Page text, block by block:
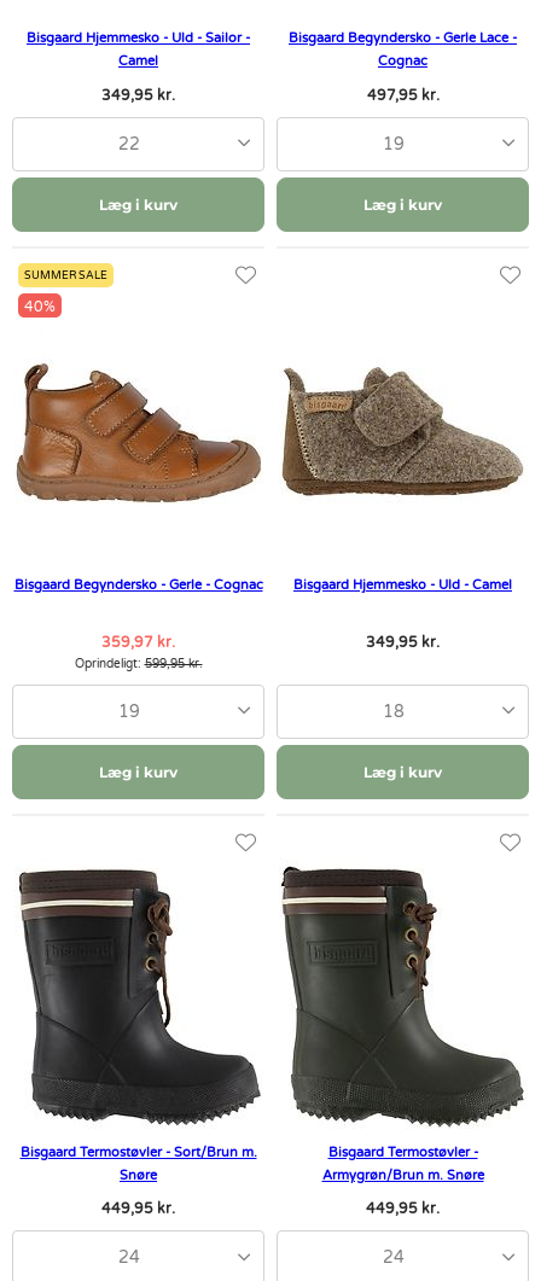
Bisgaard Hjemmesko - Uld - Sailor -
Camel
349,95 kr.
22
Læg i kurv
Bisgaard Begyndersko - Gerle Lace -
Cognac
497,95 kr.
19
Læg i kurv
SUMMER SALE
40%
Bisgaard Begyndersko - Gerle - Cognac
359,97 kr.
Oprindeligt:599,95 kr.
19
Læg i kurv
Bisgaard Hjemmesko - Uld - Camel
349,95 kr.
18
Læg i kurv
Bisgaard Termostøvler - Sort/Brun m.
Snøre
449,95 kr.
24
Bisgaard Termostøvler -
Armygrøn/Brun m. Snøre
449,95 kr.
24